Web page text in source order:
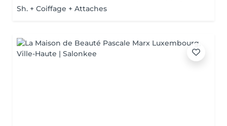
Sh. + Coiffage + Attaches